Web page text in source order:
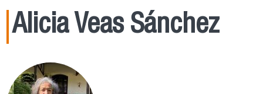
Alicia Veas Sánchez